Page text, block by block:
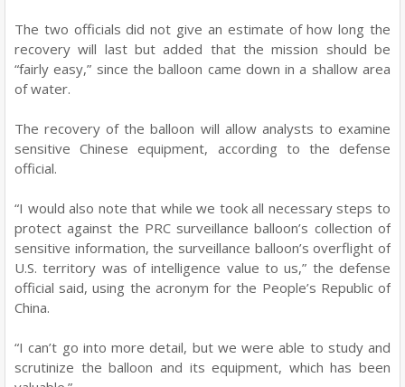
The two officials did not give an estimate of how long the
recovery will last but added that the mission should be
“fairly easy,” since the balloon came down in a shallow area
of water.
The recovery of the balloon will allow analysts to examine
sensitive Chinese equipment, according to the defense
official.
“I would also note that while we took all necessary steps to
protect against the PRC surveillance balloon’s collection of
sensitive information, the surveillance balloon’s overflight of
U.S. territory was of intelligence value to us,” the defense
official said, using the acronym for the People’s Republic of
China.
“I can’t go into more detail, but we were able to study and
scrutinize the balloon and its equipment, which has been